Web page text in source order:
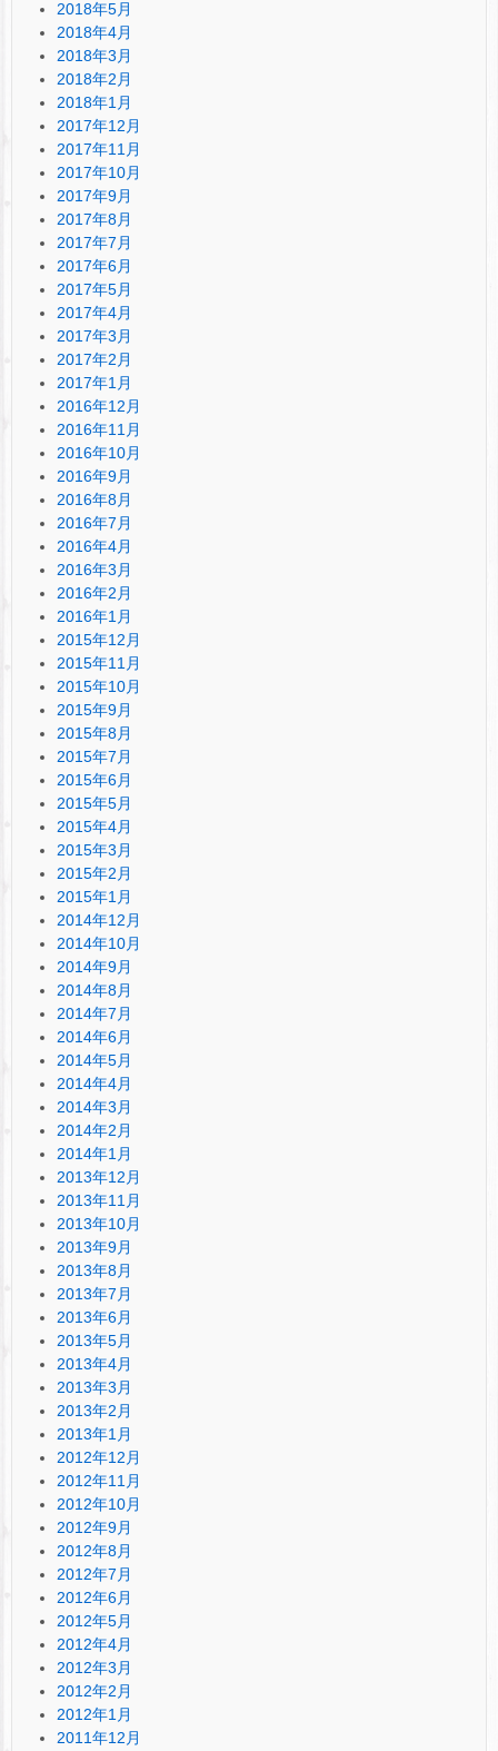
2018年5月
2018年4月
2018年3月
2018年2月
2018年1月
2017年12月
2017年11月
2017年10月
2017年9月
2017年8月
2017年7月
2017年6月
2017年5月
2017年4月
2017年3月
2017年2月
2017年1月
2016年12月
2016年11月
2016年10月
2016年9月
2016年8月
2016年7月
2016年4月
2016年3月
2016年2月
2016年1月
2015年12月
2015年11月
2015年10月
2015年9月
2015年8月
2015年7月
2015年6月
2015年5月
2015年4月
2015年3月
2015年2月
2015年1月
2014年12月
2014年10月
2014年9月
2014年8月
2014年7月
2014年6月
2014年5月
2014年4月
2014年3月
2014年2月
2014年1月
2013年12月
2013年11月
2013年10月
2013年9月
2013年8月
2013年7月
2013年6月
2013年5月
2013年4月
2013年3月
2013年2月
2013年1月
2012年12月
2012年11月
2012年10月
2012年9月
2012年8月
2012年7月
2012年6月
2012年5月
2012年4月
2012年3月
2012年2月
2012年1月
2011年12月